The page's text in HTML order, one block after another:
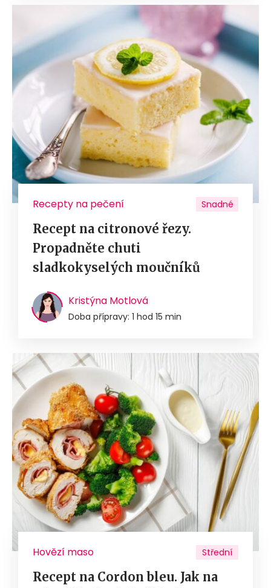
Recepty na pečení Snadné
Recept na citronové řezy.
Propadněte chuti
sladkokyselých moučníků
Kristýna Motlová
Doba přípravy: 1 hod 15 min
Hovězí maso Střední
Recept na Cordon bleu. Jak na